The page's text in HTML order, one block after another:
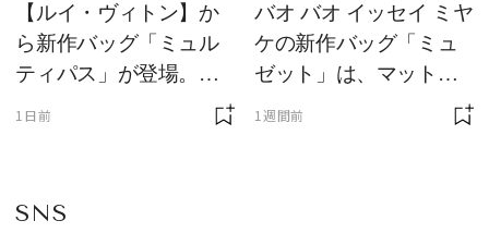
【ルイ・ヴィトン】か
ら新作バッグ「ミュル
ティパス」が登場。ミ
ニサイズもラインナッ
1日前
バオ バオ イッセイ ミヤ
ケの新作バッグ「ミュ
ゼット」は、マットな
1週間前
SNS